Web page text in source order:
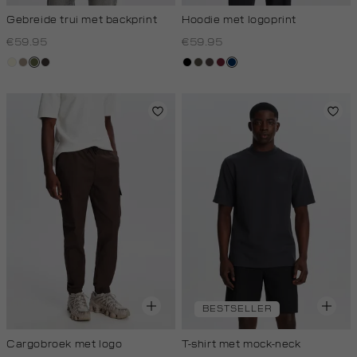
Gebreide trui met backprint
€59.95
wit,taupe,
groen,
choco
Hoodie met logoprint
€59.95
zwart
bos,koffie,
bordeaux
donkerblauw
Cargobroek met logo
BESTSELLER
T-shirt met mock-neck